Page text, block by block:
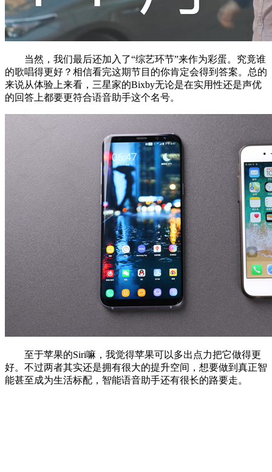
当然，我们最后还加入了“综艺环节”来作为彩蛋。究竟谁
的歌唱得更好？相信看完这期节目的你肯定会得到答案。总的
来说从体验上来看，三星家的Bixby无论是在实用性还是声优
的回答上都要更符合语音助手这个名号。
至于苹果的Siri嘛，我觉得苹果可以多出点力把它做得更
好。不过两者其实还是拥有很大的提升空间，想要做到真正智
能甚至成为生活标配，智能语音助手还有很长的路要走。